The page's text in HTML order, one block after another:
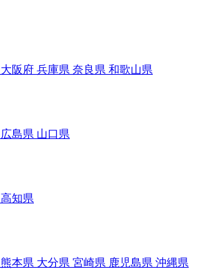
大阪府 兵庫県 奈良県 和歌山県
広島県 山口県
高知県
熊本県 大分県 宮崎県 鹿児島県 沖縄県